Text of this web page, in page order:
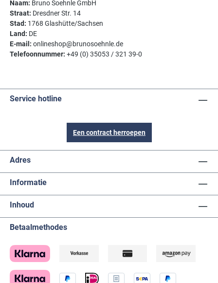
Naam: Bruno Soehnle GmbH
Straat: Dresdner Str. 14
Stad: 1768 Glashütte/Sachsen
Land: DE
E-mail: onlineshop@brunosoehnle.de
Telefoonnummer: +49 (0) 35053 / 321 39-0
Service hotline
Een contract herroepen
Adres
Informatie
Inhoud
Betaalmethodes